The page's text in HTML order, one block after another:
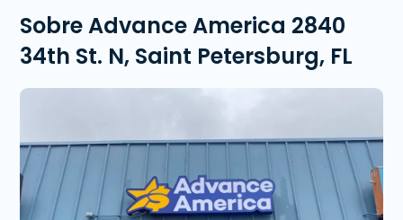
Sobre Advance America 2840
34th St. N, Saint Petersburg, FL